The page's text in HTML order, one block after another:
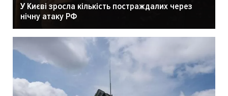
У Києві зросла кількість постраждалих через
нічну атаку РФ